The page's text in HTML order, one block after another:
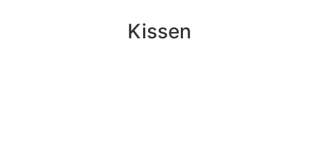
Kissen